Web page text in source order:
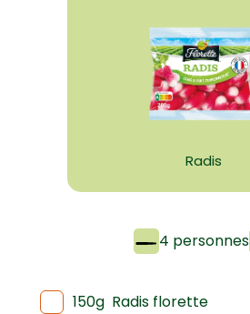
Radis
4 personnes
150g Radis florette